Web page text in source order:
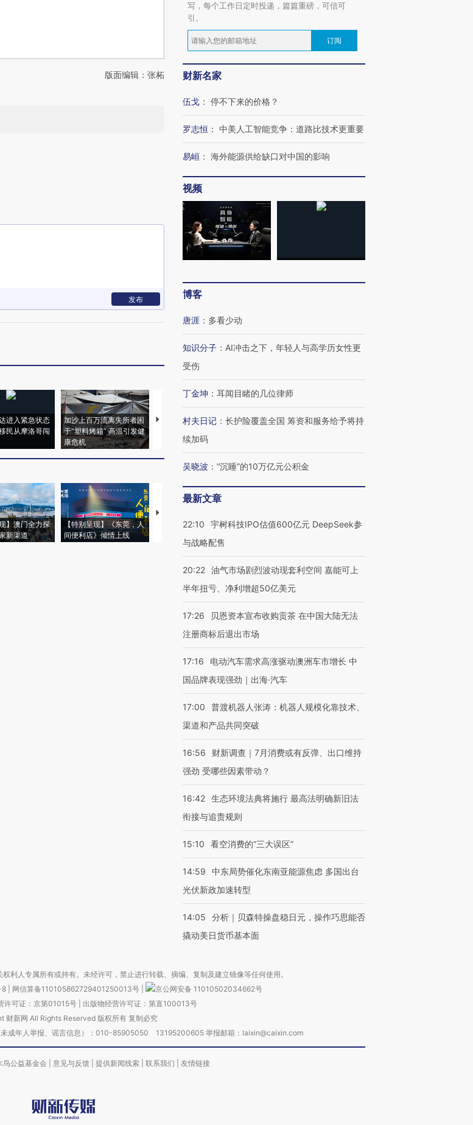
版面编辑：张柘
发布
进入紧急状态
民从摩洛哥闯
加沙上百万流离失所者困
于“塑料烤箱” 高温引发健
康危机
视线｜HYROX的吸金
心“花钱找虐”？
马航飞行员跨国走私7万
视线｜被称为“蟑螂”的印
】澳门全力探
新渠道
【特别呈现】《东莞，人
间便利店》倾情上线
【推广】走进第四届链博
会，让数智科技“链”接产
【特别呈现】寻找100种
CFO：不靠规模取胜，华
写，每个工作日定时投递，篇篇重磅，可信可
引。
订阅
财新名家
伍戈 ： 停不下来的价格？
罗志恒 ： 中美人工智能竞争：道路比技术更重要
易峘 ： 海外能源供给缺口对中国的影响
视频
博客
唐涯 ： 多看少动
知识分子 ： AI冲击之下，年轻人与高学历女性更
受伤
丁金坤 ： 耳闻目睹的几位律师
村夫日记 ： 长护险覆盖全国 筹资和服务给予将持
续加码
吴晓波 ： “沉睡”的10万亿元公积金
最新文章
22:10
宇树科技IPO估值600亿元 DeepSeek参
与战略配售
20:22 油气市场剧烈波动现套利空间 嘉能可上
半年扭亏、净利增超50亿美元
17:26
贝恩资本宣布收购贡茶 在中国大陆无法
注册商标后退出市场
17:16
电动汽车需求高涨驱动澳洲车市增长 中
国品牌表现强劲｜出海·汽车
17:00
普渡机器人张涛：机器人规模化靠技术、
渠道和产品共同突破
16:56
财新调查｜7月消费或有反弹、出口维持
强劲 受哪些因素带动？
16:42 生态环境法典将施行 最高法明确新旧法
衔接与追责规则
15:10 看空消费的“三大误区”
14:59
中东局势催化东南亚能源焦虑 多国出台
光伏新政加速转型
14:05
分析｜贝森特操盘稳日元，操作巧思能否
撬动美日货币基本面
利人专属所有或持有。未经许可，禁止进行转载、摘编、复制及建立镜像等任何使用。
8 网信算备110105862729401250013号
京公网安备 11010502034662号
许可证：京第01015号| 出版物经营许可证：第直100013号
财新网 All Rights Reserved 版权所有 复制必究
未成年人举报、谣言信息）：010-85905050 13195200605 举报邮箱：laixin@caixin.com
鸟公益基金会 意见与反馈 提供新闻线索 联系我们 友情链接